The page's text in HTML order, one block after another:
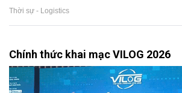
Thời sự - Logistics
Chính thức khai mạc VILOG 2026